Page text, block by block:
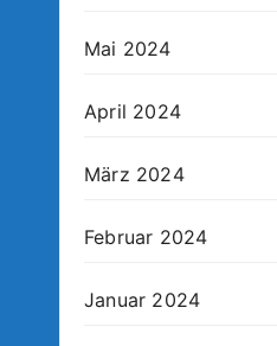
Mai 2024
April 2024
März 2024
Februar 2024
Januar 2024